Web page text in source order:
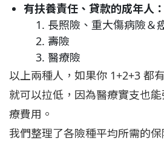
有扶養責任、貸款的成年人：
長照險、重大傷病險＆
壽險
醫療險
以上兩種人，如果你 1+2+3 都
就可以拉低，因為醫療實支也
療費用。
我們整理了各險種平均所需的保